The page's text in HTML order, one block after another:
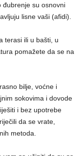
đubrenje su osnovni
lisne vaši (afidi).
terasi ili u bašti, u
pomažete da se na
bilje, voćne i
sokovima i dovode
i bez upotrebe
da se vrate,
metoda.